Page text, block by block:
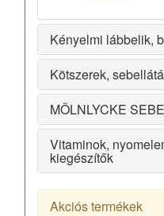
Kényelmi lábbelik,
Kötszerek,
MÖLNLYCKE
Vitaminok,
kiegészítők
Akciós termékek